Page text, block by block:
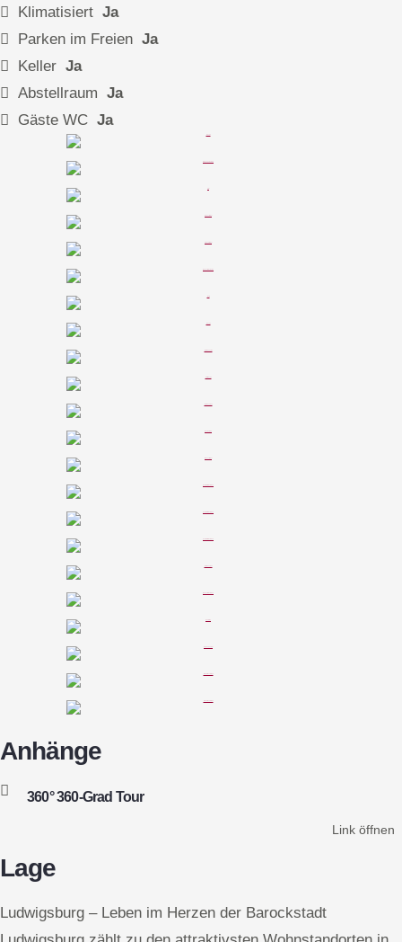
Klimatisiert Ja
Parken im Freien Ja
Keller Ja
Abstellraum Ja
Gäste WC Ja
Anhänge
360° 360-Grad Tour
Link öffnen
Lage
Ludwigsburg – Leben im Herzen der Barockstadt